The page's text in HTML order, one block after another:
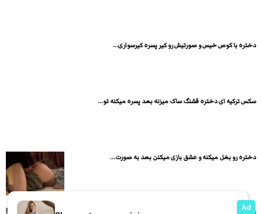
دختره با کوص خیس و صورتیش رو کیر پسره کیرسواری...
سکس ترکیه ای دختره قشنگ ساک میزنه بعد پسره میکنه تو...
دختره رو بغل میکنه و عشق بازی میکنن بعد به صورت...